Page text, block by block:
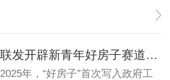
联发开辟新青年好房子赛道，新澍产品品牌全新发布
2025年，“好房子”首次写入政府工
安义县